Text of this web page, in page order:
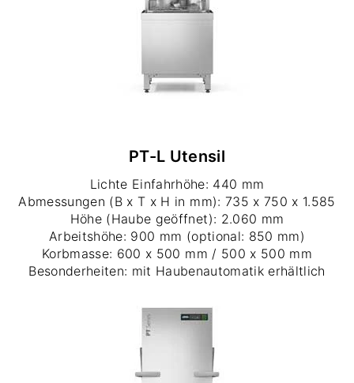
PT-L Utensil
Lichte Einfahrhöhe: 440 mm
Abmessungen (B x T x H in mm): 735 x 750 x 1.585
Höhe (Haube geöffnet): 2.060 mm
Arbeitshöhe: 900 mm (optional: 850 mm)
Korbmasse: 600 x 500 mm / 500 x 500 mm
Besonderheiten: mit Haubenautomatik erhältlich